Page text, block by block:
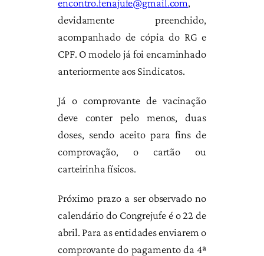
devidamente preenchido,
acompanhado de cópia do RG e
CPF. O modelo já foi encaminhado
anteriormente aos Sindicatos.
Já o comprovante de vacinação
deve conter pelo menos, duas
doses, sendo aceito para fins de
comprovação, o cartão ou
carteirinha físicos.
Próximo prazo a ser observado no
calendário do Congrejufe é o 22 de
abril. Para as entidades enviarem o
comprovante do pagamento da 4ª